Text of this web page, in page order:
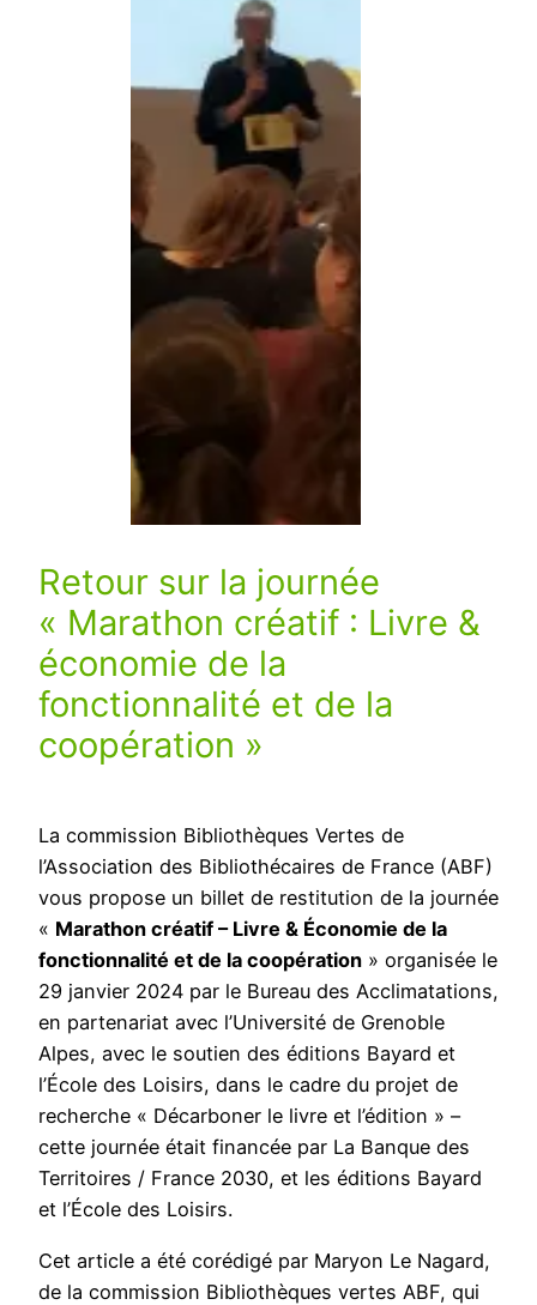
Retour sur la journée
« Marathon créatif : Livre &
économie de la
fonctionnalité et de la
coopération »
La commission Bibliothèques Vertes de
l’Association des Bibliothécaires de France (ABF)
vous propose un billet de restitution de la journée
« Marathon créatif – Livre & Économie de la
fonctionnalité et de la coopération » organisée le
29 janvier 2024 par le Bureau des Acclimatations,
en partenariat avec l’Université de Grenoble
Alpes, avec le soutien des éditions Bayard et
l’École des Loisirs, dans le cadre du projet de
recherche « Décarboner le livre et l’édition » –
cette journée était financée par La Banque des
Territoires / France 2030, et les éditions Bayard
et l’École des Loisirs.
Cet article a été corédigé par Maryon Le Nagard,
de la commission Bibliothèques vertes ABF, qui